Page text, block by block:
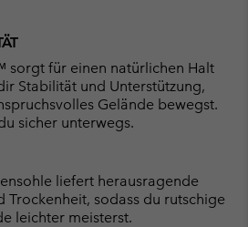
sorgt für einen natürlichen Halt
Stabilität und Unterstützung,
Gelände bewegst.
sicher unterwegs.
liefert herausragende
Trockenheit, sodass du rutschige
leichter meisterst.